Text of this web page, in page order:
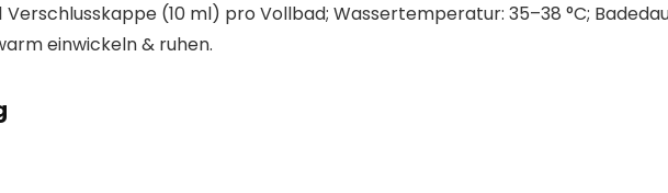
Verschlusskappe (10 ml) pro Vollbad; Wassertemperatur: 35–38 °C;
einwickeln & ruhen.